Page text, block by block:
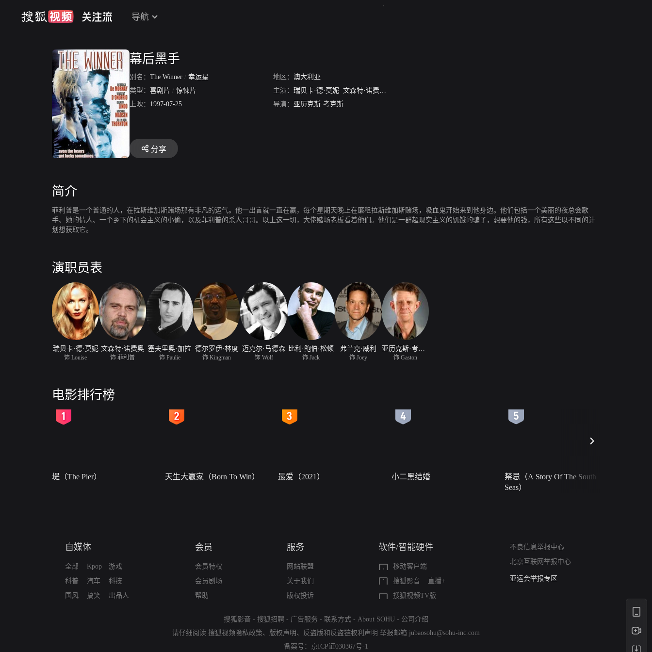
导航
幕后黑手
别名： The Winner / 幸运星 地区： 澳大利亚
类型： 喜剧片 / 惊悚片 主演： 瑞贝卡·德·莫妮 文森特·诺费奥
上映： 1997-07-25 导演： 亚历克斯·考克斯
分享
简介
菲利普是一个普通的人，在拉斯维加斯赌场那有非凡的运气。他一出言就一直在赢，每个星期天晚上在廉租拉斯维加斯赌场，吸血鬼开始来到他身边。他们包括一个美丽的夜总会歌
手、她的情人、一个乡下的机会主义的小偷，以及菲利普的杀人哥哥。以上这一切，大佬赌场老板看着他们。他们是一群超现实主义的饥饿的骗子，想要他的钱，所有这些以不同的计
划想获取它。
演职员表
瑞贝卡·德·莫妮
饰 Louise
文森特·诺费奥
饰 菲利普
塞夫里奥·加拉
饰 Paulie
德尔罗伊·林度
饰 Kingman
迈克尔·马德森
饰 Wolf
比利·鲍伯·松顿
饰 Jack
弗兰克·威利
饰 Joey
亚历克斯·考克斯
饰 Gaston
电影排行榜
堤（The Pier） 天生大赢家（Born To Win） 最爱（2021） 小二黑结婚
禁忌（A Story Of The South
Seas）
自媒体
全部
科普
国风
Kpop
汽车
搞笑
游戏
科技
出品人
会员
会员特权
会员剧场
帮助
服务
网站联盟
关于我们
版权投诉
软件/智能硬件
移动客户端
搜狐影音
直播+
搜狐视频TV版
不良信息举报中心
北京互联网举报中心
算法推荐专项举报
亚运会举报专区
搜狐影音 - 搜狐招聘 - 广告服务 - 联系方式 - About SOHU - 公司介绍
请仔细阅读 搜狐视频隐私政策、 版权声明 、 反盗版和反盗链权利声明 举报邮箱 jubaosohu@sohu-inc.com
备案号： 京ICP证030367号-1